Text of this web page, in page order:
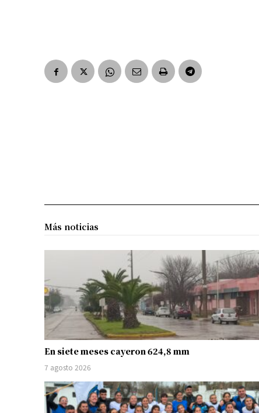
Más noticias
En siete meses cayeron 624,8 mm
7 agosto 2026